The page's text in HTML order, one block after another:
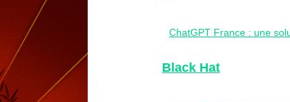
ChatGPT France : une
Black Hat